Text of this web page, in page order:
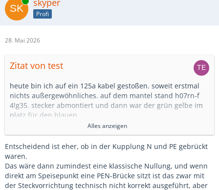
skyper
Profi
28. Mai 2026
Zitat von test
heute bin ich auf ein 125a kabel gestoßen. soweit erstmal
nichts außergewöhnliches. auf dem mantel stand h07rn-f
4!g35. stecker abmontiert und dann war der grün gelbe im
platz für den blauen.
dazu dann auch noch hülsen in einem mennekes stecker
der adern schutz drinn hatte.
die hülsen lassen auf eine gewisse expertise schließen.
ich dachte, das wir hier drüber hinweg sind.
Alles anzeigen
Entscheidend ist eher, ob in der Kupplung N und PE gebrückt
waren.
Das wäre dann zumindest eine klassische Nullung, und wenn
direkt am Speisepunkt eine PEN-Brücke sitzt ist das zwar mit
der Steckvorrichtung technisch nicht korrekt ausgeführt, aber